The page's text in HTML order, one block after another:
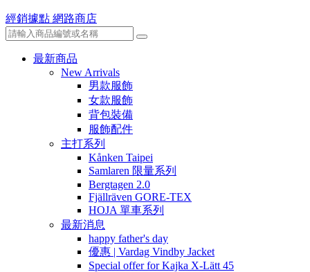
經銷據點 網路商店
最新商品
New Arrivals
男款服飾
女款服飾
背包裝備
服飾配件
主打系列
Kånken Taipei
Samlaren 限量系列
Bergtagen 2.0
Fjällräven GORE-TEX
HOJA 單車系列
最新消息
happy father's day
優惠 | Vardag Vindby Jacket
Special offer for Kajka X-Lätt 45